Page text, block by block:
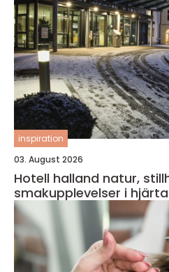
inspiration
03. August 2026
Hotell halland natur, stillhet och
smakupplevelser i